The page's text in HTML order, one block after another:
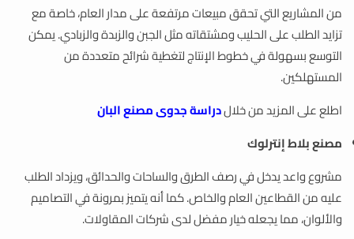
من المشاريع التي تحقق مبيعات مرتفعة على مدار العام، خاصة مع
تزايد الطلب على الحليب ومشتقاته مثل الجبن والزبدة والزبادي. يمكن
التوسع بسهولة في خطوط الإنتاج لتغطية شرائح متعددة من
المستهلكين.
اطلع على المزيد من خلالدراسة جدوى مصنع البان
مصنع بلاط إنترلوك
مشروع واعد يدخل في رصف الطرق والساحات والحدائق، ويزداد الطلب
عليه من القطاعين العام والخاص. كما أنه يتميز بمرونة في التصاميم
والألوان، مما يجعله خيار مفضل لدى شركات المقاولات.